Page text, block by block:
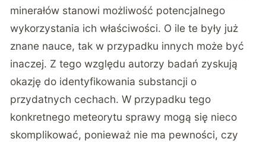
minerałów stanowi możliwość potencjalnego
wykorzystania ich właściwości. O ile te były już
znane nauce, tak w przypadku innych może być
inaczej. Z tego względu autorzy badań zyskują
okazję do identyfikowania substancji o
przydatnych cechach. W przypadku tego
konkretnego meteorytu sprawy mogą się nieco
skomplikować, ponieważ nie ma pewności, czy